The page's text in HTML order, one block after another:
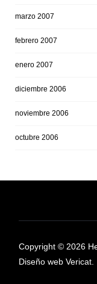
marzo 2007
febrero 2007
enero 2007
diciembre 2006
noviembre 2006
octubre 2006
Copyright © 2026
Diseño web Vericat.